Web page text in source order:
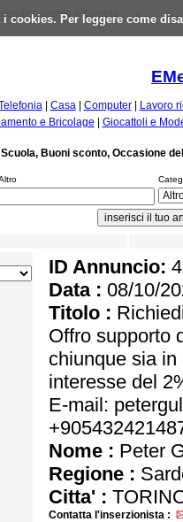
cookies. Per leggere come
vendo e compro, ... e
| Casa| Computer|
Lavoro
e Bricolage
Giocattoli e
Buoni sconto, Occasione
ID Annuncio:
Data : 08/10/
Titolo :
Offro supporto
chiunque sia
interesse del
E-mail:
Nome : Peter
Regione :
Citta' :
Contatta l'inserzionista :